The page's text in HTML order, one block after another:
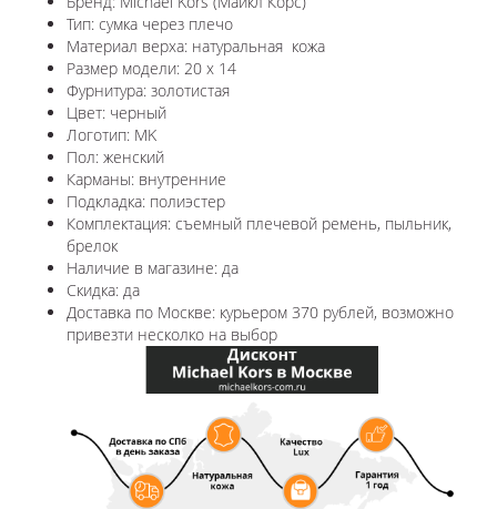
Тип: сумка через плечо
Материал верха: натуральная кожа
Размер модели: 20 x 14
Фурнитура: золотистая
Цвет: черный
Логотип: MK
Пол: женский
Карманы: внутренние
Подкладка: полиэстер
Комплектация: съемный плечевой ремень, пыльник,
брелок
Наличие в магазине: да
Скидка: да
Доставка по Москве: курьером 370 рублей, возможно
привезти несколко на выбор